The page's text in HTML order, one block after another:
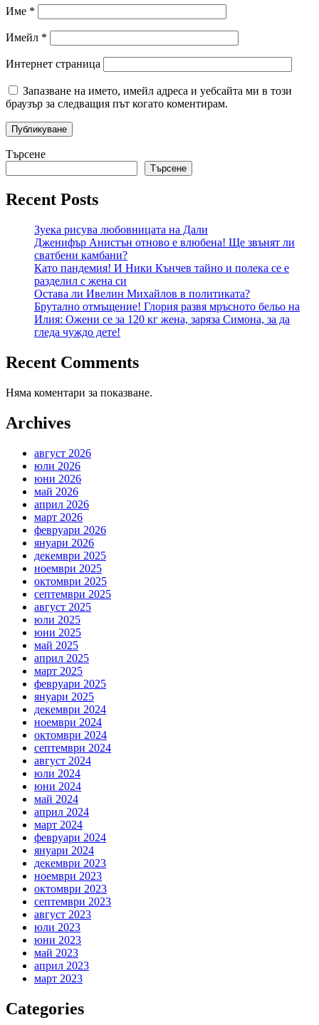
Име *
Имейл *
Интернет страница
Запазване на името, имейл адреса и уебсайта ми в този
браузър за следващия път когато коментирам.
Търсене
Търсене
Recent Posts
Зуека рисува любовницата на Дали
Дженифър Анистън отново е влюбена! Ще звънят ли
сватбени камбани?
Като пандемия! И Ники Кънчев тайно и полека се е
разделил с жена си
Остава ли Ивелин Михайлов в политиката?
Брутално отмъщение! Глория развя мръсното бельо на
Илия: Ожени се за 120 кг жена, заряза Симона, за да
гледа чуждо дете!
Recent Comments
Няма коментари за показване.
Archives
август 2026
юли 2026
юни 2026
май 2026
април 2026
март 2026
февруари 2026
януари 2026
декември 2025
ноември 2025
октомври 2025
септември 2025
август 2025
юли 2025
юни 2025
май 2025
април 2025
март 2025
февруари 2025
януари 2025
декември 2024
ноември 2024
октомври 2024
септември 2024
август 2024
юли 2024
юни 2024
май 2024
април 2024
март 2024
февруари 2024
януари 2024
декември 2023
ноември 2023
октомври 2023
септември 2023
август 2023
юли 2023
юни 2023
май 2023
април 2023
март 2023
Categories